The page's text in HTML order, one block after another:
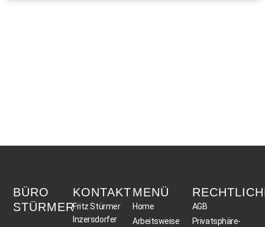
BÜRO
STÜRMER
KONTAKT
Fritz Stürmer
Inzersdorfer
MENÜ
Home
Arbeitsweise
AGB
Privatsphäre-